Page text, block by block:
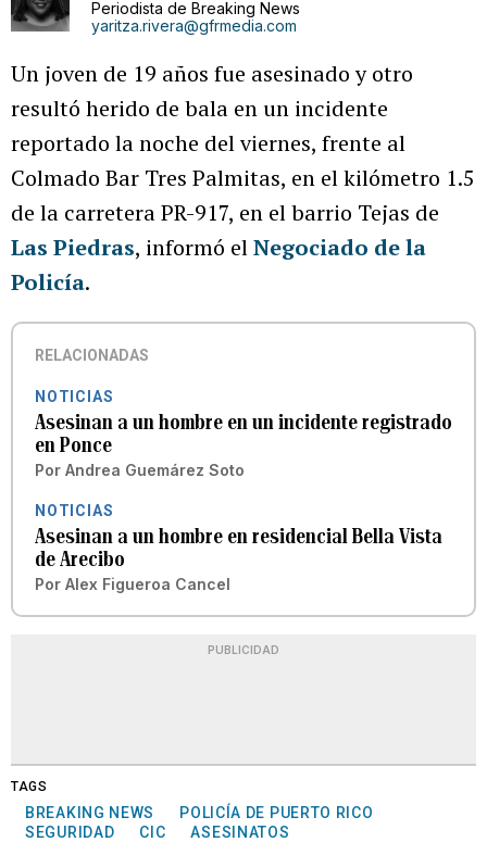
Periodista de Breaking News
yaritza.rivera@gfrmedia.com
Un joven de 19 años fue asesinado y otro
resultó herido de bala en un incidente
reportado la noche del viernes, frente al
Colmado Bar Tres Palmitas, en el kilómetro 1.5
de la carretera PR-917, en el barrio Tejas de
Las Piedras, informó elNegociado de la
Policía.
RELACIONADAS
NOTICIAS
Asesinan a un hombre en un incidente registrado
en Ponce
Por Andrea Guemárez Soto
NOTICIAS
Asesinan a un hombre en residencial Bella Vista
de Arecibo
Por Alex Figueroa Cancel
PUBLICIDAD
TAGS
BREAKING NEWS
POLICÍA DE PUERTO RICO
SEGURIDAD
CIC ASESINATOS